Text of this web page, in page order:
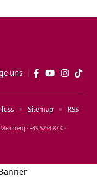
uns
· +49 5234 87‑0 ·
Sitemap RSS